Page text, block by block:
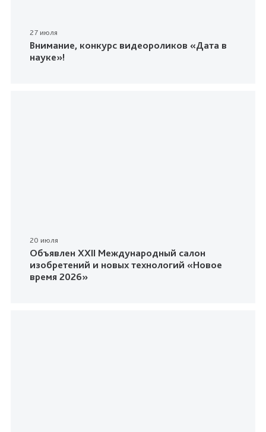
27 июля
Внимание, конкурс видеороликов «Дата в
науке»!
20 июля
Объявлен XXII Международный салон
изобретений и новых технологий «Новое
время 2026»